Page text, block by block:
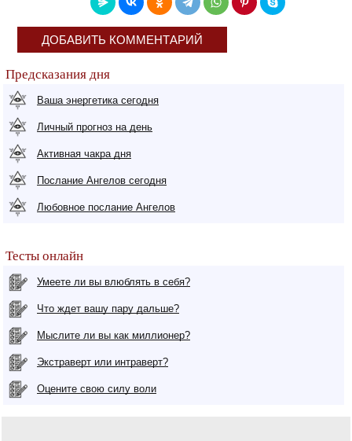
ДОБАВИТЬ КОММЕНТАРИЙ
Предсказания дня
Ваша энергетика сегодня
Личный прогноз на день
Активная чакра дня
Послание Ангелов сегодня
Любовное послание Ангелов
Тесты онлайн
Умеете ли вы влюблять в себя?
Что ждет вашу пару дальше?
Мыслите ли вы как миллионер?
Экстраверт или интраверт?
Оцените свою силу воли